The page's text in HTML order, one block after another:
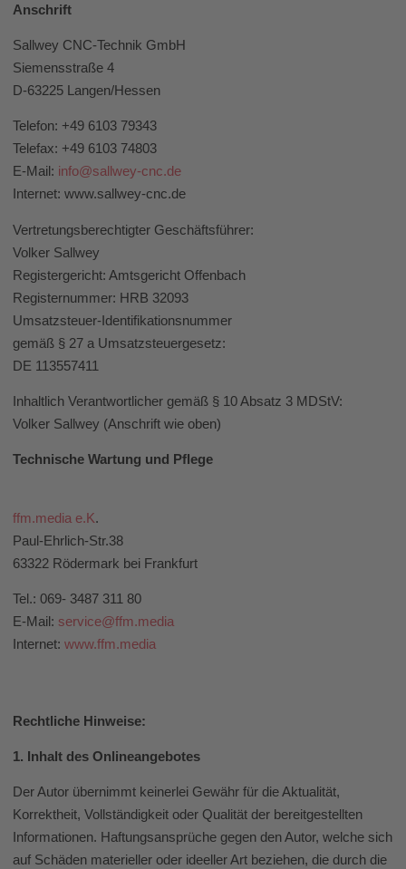
Anschrift
Sallwey CNC-Technik GmbH
Siemensstraße 4
D-63225 Langen/Hessen
Telefon: +49 6103 79343
Telefax: +49 6103 74803
E-Mail: info@sallwey-cnc.de
Internet: www.sallwey-cnc.de
Vertretungsberechtigter Geschäftsführer:
Volker Sallwey
Registergericht: Amtsgericht Offenbach
Registernummer: HRB 32093
Umsatzsteuer-Identifikationsnummer
gemäß § 27 a Umsatzsteuergesetz:
DE 113557411
Inhaltlich Verantwortlicher gemäß § 10 Absatz 3 MDStV:
Volker Sallwey (Anschrift wie oben)
Technische Wartung und Pflege
ffm.media e.K.
Paul-Ehrlich-Str.38
63322 Rödermark bei Frankfurt
Tel.: 069- 3487 311 80
E-Mail: service@ffm.media
Internet: www.ffm.media
Rechtliche Hinweise:
1. Inhalt des Onlineangebotes
Der Autor übernimmt keinerlei Gewähr für die Aktualität,
Korrektheit, Vollständigkeit oder Qualität der bereitgestellten
Informationen. Haftungsansprüche gegen den Autor, welche sich
auf Schäden materieller oder ideeller Art beziehen, die durch die